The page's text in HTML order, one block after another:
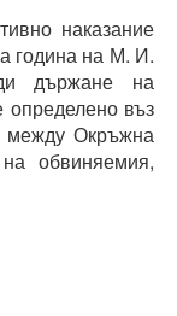
наказание
година на М. И.
държане на
определено въз
между Окръжна
обвиняемия,